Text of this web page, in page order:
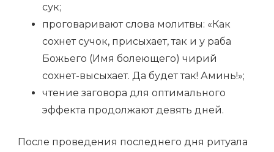
сук;
проговаривают слова молитвы: «Как
сохнет сучок, присыхает, так и у раба
Божьего (Имя болеющего) чирий
сохнет-высыхает. Да будет так! Аминь!»;
чтение заговора для оптимального
эффекта продолжают девять дней.
После проведения последнего дня ритуала